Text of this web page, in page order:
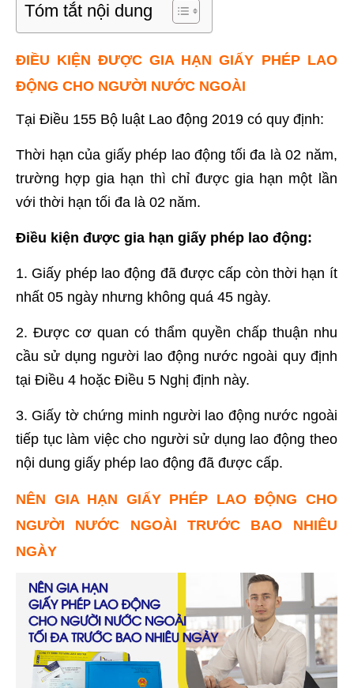
Tóm tắt nội dung
ĐIỀU KIỆN ĐƯỢC GIA HẠN GIẤY PHÉP LAO
ĐỘNG CHO NGƯỜI NƯỚC NGOÀI
Tại Điều 155 Bộ luật Lao động 2019 có quy định:
Thời hạn của giấy phép lao động tối đa là 02 năm,
trường hợp gia hạn thì chỉ được gia hạn một lần
với thời hạn tối đa là 02 năm.
Điều kiện được gia hạn giấy phép lao động:
1. Giấy phép lao động đã được cấp còn thời hạn ít
nhất 05 ngày nhưng không quá 45 ngày.
2. Được cơ quan có thẩm quyền chấp thuận nhu
cầu sử dụng người lao động nước ngoài quy định
tại Điều 4 hoặc Điều 5 Nghị định này.
3. Giấy tờ chứng minh người lao động nước ngoài
tiếp tục làm việc cho người sử dụng lao động theo
nội dung giấy phép lao động đã được cấp.
NÊN GIA HẠN GIẤY PHÉP LAO ĐỘNG CHO
NGƯỜI NƯỚC NGOÀI TRƯỚC BAO NHIÊU
NGÀY